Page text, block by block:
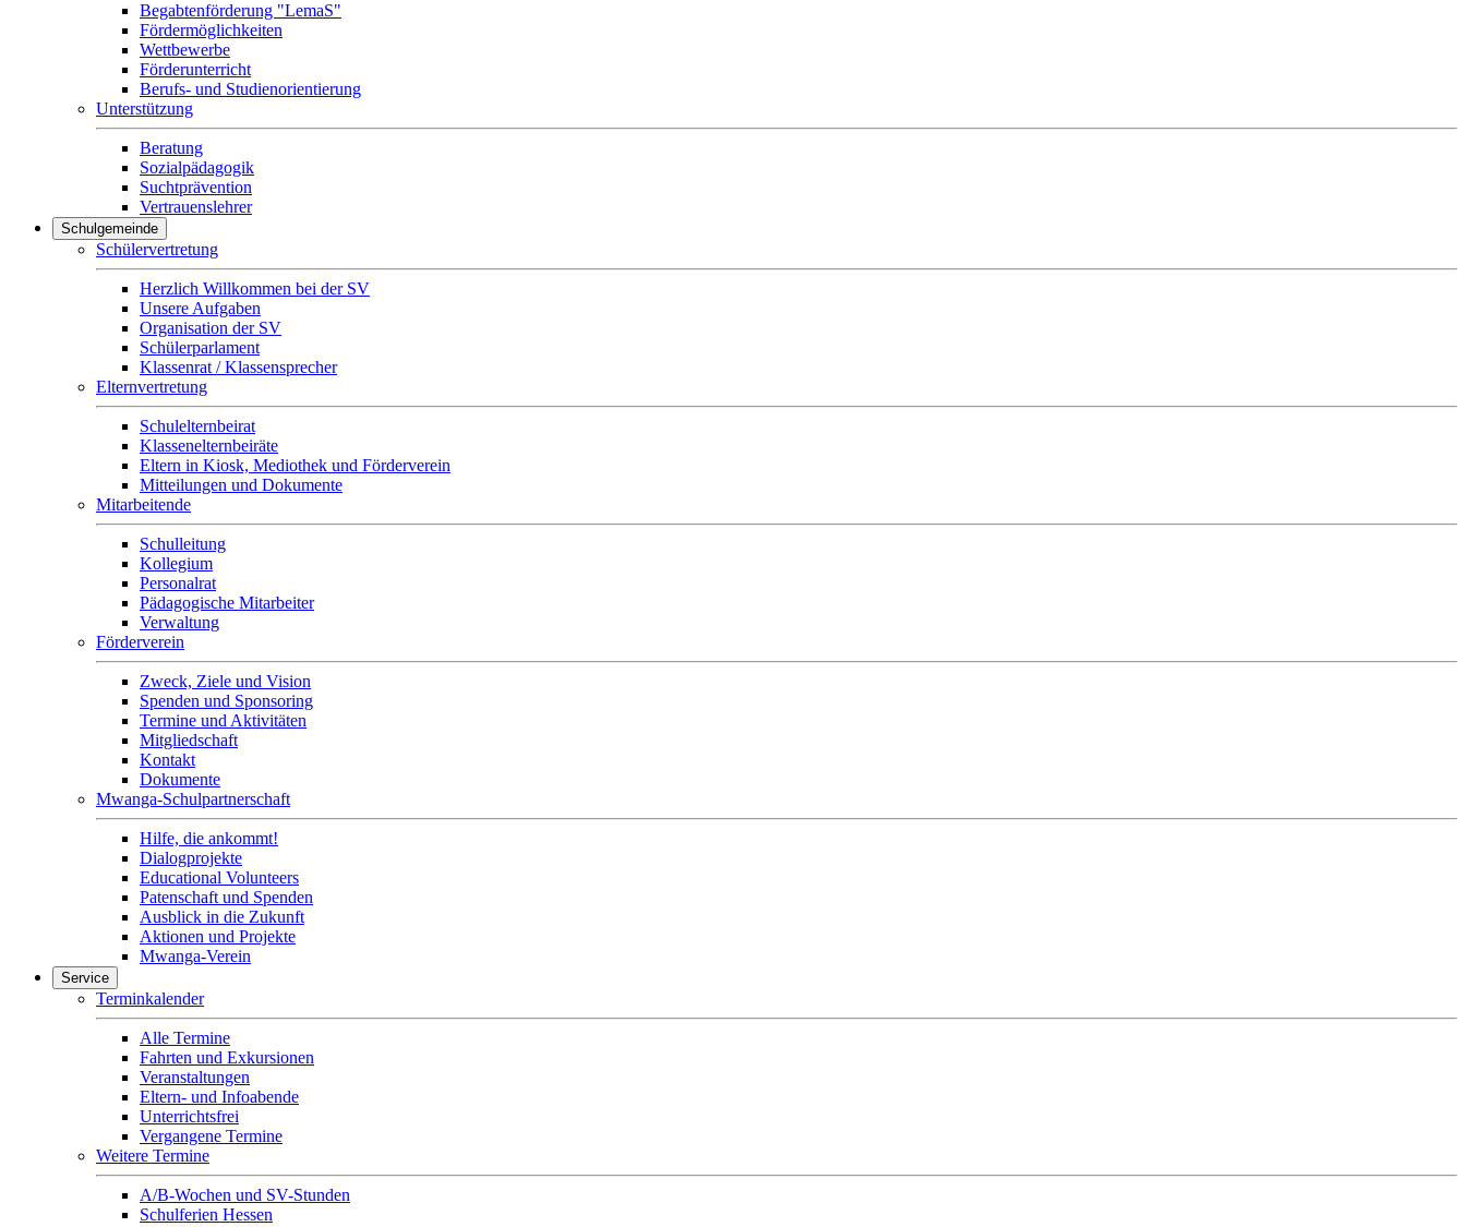
Begabtenförderung "LemaS"
Fördermöglichkeiten
Wettbewerbe
Förderunterricht
Berufs- und Studienorientierung
Unterstützung
Beratung
Sozialpädagogik
Suchtprävention
Vertrauenslehrer
Schulgemeinde
Schülervertretung
Herzlich Willkommen bei der SV
Unsere Aufgaben
Organisation der SV
Schülerparlament
Klassenrat / Klassensprecher
Elternvertretung
Schulelternbeirat
Klassenelternbeiräte
Eltern in Kiosk, Mediothek und Förderverein
Mitteilungen und Dokumente
Mitarbeitende
Schulleitung
Kollegium
Personalrat
Pädagogische Mitarbeiter
Verwaltung
Förderverein
Zweck, Ziele und Vision
Spenden und Sponsoring
Termine und Aktivitäten
Mitgliedschaft
Kontakt
Dokumente
Mwanga-Schulpartnerschaft
Hilfe, die ankommt!
Dialogprojekte
Educational Volunteers
Patenschaft und Spenden
Ausblick in die Zukunft
Aktionen und Projekte
Mwanga-Verein
Service
Terminkalender
Alle Termine
Fahrten und Exkursionen
Veranstaltungen
Eltern- und Infoabende
Unterrichtsfrei
Vergangene Termine
Weitere Termine
A/B-Wochen und SV-Stunden
Schulferien Hessen